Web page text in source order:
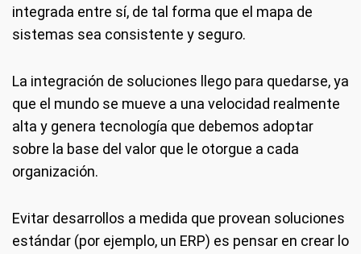
integrada entre sí, de tal forma que el mapa de
sistemas sea consistente y seguro.
La integración de soluciones llego para quedarse, ya
que el mundo se mueve a una velocidad realmente
alta y genera tecnología que debemos adoptar
sobre la base del valor que le otorgue a cada
organización.
Evitar desarrollos a medida que provean soluciones
estándar (por ejemplo, un ERP) es pensar en crear lo